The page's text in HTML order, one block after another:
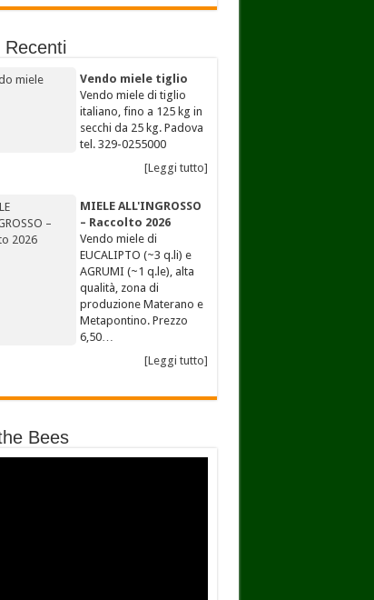
Recenti
Vendo miele tiglio
Vendo miele di tiglio
italiano, fino a 125 kg in
secchi da 25 kg. Padova
tel. 329-0255000
[Leggi tutto]
MIELE ALL'INGROSSO
– Raccolto 2026
Vendo miele di
EUCALIPTO (~3 q.li) e
AGRUMI (~1 q.le), alta
qualità, zona di
produzione Materano e
Metapontino. Prezzo
6,50…
[Leggi tutto]
Bees